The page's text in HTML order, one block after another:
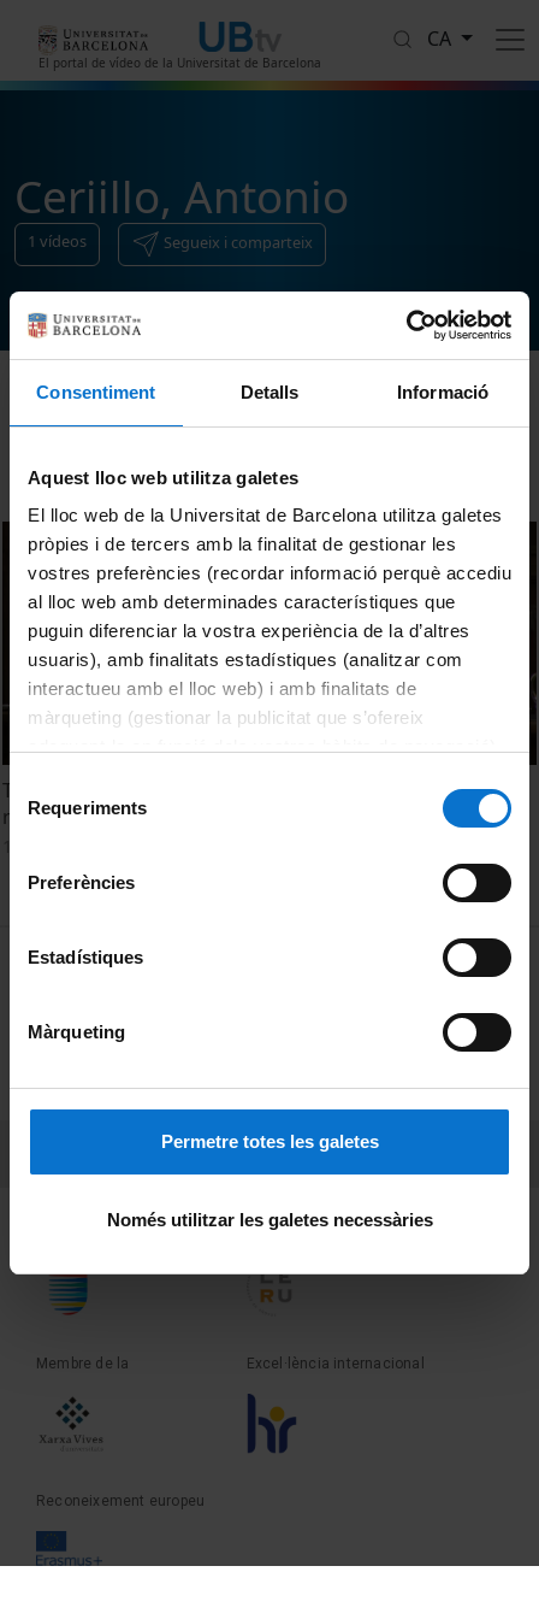
Consentiment Detalls Informació
Aquest lloc web utilitza galetes
El lloc web de la Universitat de Barcelona utilitza galetes
pròpies i de tercers amb la finalitat de gestionar les
vostres preferències (recordar informació perquè accediu
al lloc web amb determinades característiques que
puguin diferenciar la vostra experiència de la d’altres
usuaris), amb finalitats estadístiques (analitzar com
interactueu amb el lloc web) i amb finalitats de
màrqueting (gestionar la publicitat que s’ofereix
consultar laPolítica de galetes del lloc web de la
Selecció
de Requeriments
Preferències
Estadístiques
Màrqueting
Permetre totes les galetes
Només utilitzar les galetes necessàries
El portal de vídeo de la Universitat de Barcelona
CA
Ceriillo, Antonio
1 vídeos Segueix i comparteix
Ordenar
Taula debat: Per què és tan difícil implantar energies
renovables?
MENÚ PEU 1
Privadesa i termes
Sobre UBtv
Fundadora de la Membre de la
Membre de la Excel·lència internacional
Reconeixement europeu